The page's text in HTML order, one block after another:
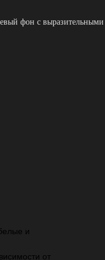
фон с
и
от